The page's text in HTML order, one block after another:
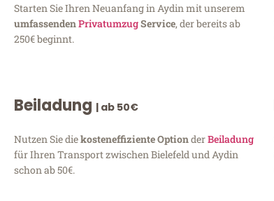
Starten Sie Ihren Neuanfang in Aydin mit unserem
umfassendenPrivatumzugService, der bereits ab
250€ beginnt.
Beiladung | ab 50€
Nutzen Sie diekosteneffiziente OptionderBeiladung
für Ihren Transport zwischen Bielefeld und Aydin
schon ab 50€.